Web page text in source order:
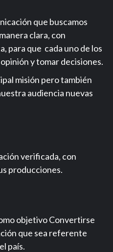
que buscamos
clara, con
para que cada uno de los
y tomar decisiones.
misión pero también
audiencia nuevas
verificada, con
producciones.
objetivo Convertirse
que sea referente
país.